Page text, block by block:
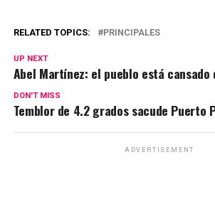
RELATED TOPICS: PRINCIPALES
UP NEXT
Abel Martínez: el pueblo está cansado
DON'T MISS
Temblor de 4.2 grados sacude Puerto
ADVERTISEMENT